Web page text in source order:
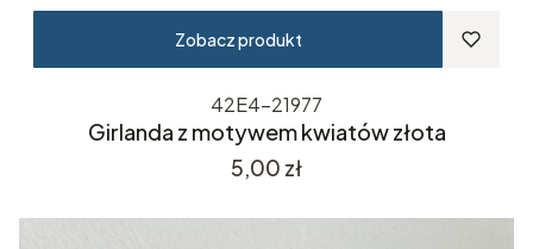
Zobacz produkt
42E4-21977
Girlanda z motywem kwiatów złota
Cena
5,00 zł